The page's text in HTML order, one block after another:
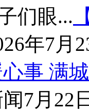
们眼...
年7月
事 满
7月22